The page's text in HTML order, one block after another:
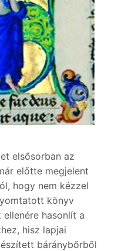
elsősorban az
előtte megjelent
hogy nem kézzel
könyv
ellenére hasonlít a
hisz lapjai
báránybőrből